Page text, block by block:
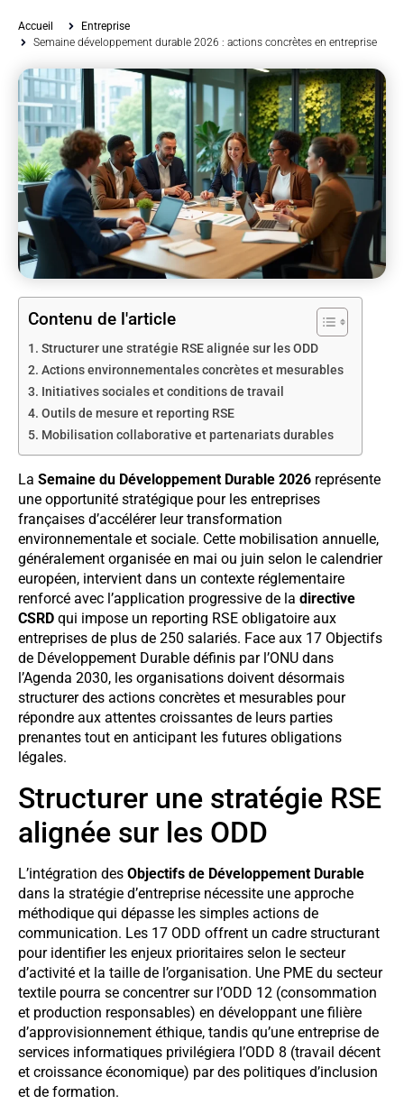
Accueil
Entreprise
Semaine développement durable 2026 : actions concrètes en entreprise
Contenu de l'article
Structurer une stratégie RSE alignée sur les ODD
Actions environnementales concrètes et mesurables
Initiatives sociales et conditions de travail
Outils de mesure et reporting RSE
Mobilisation collaborative et partenariats durables
La Semaine du Développement Durable 2026 représente
une opportunité stratégique pour les entreprises
françaises d’accélérer leur transformation
environnementale et sociale. Cette mobilisation annuelle,
généralement organisée en mai ou juin selon le calendrier
européen, intervient dans un contexte réglementaire
renforcé avec l’application progressive de la directive
CSRD qui impose un reporting RSE obligatoire aux
entreprises de plus de 250 salariés. Face aux 17 Objectifs
de Développement Durable définis par l’ONU dans
l’Agenda 2030, les organisations doivent désormais
structurer des actions concrètes et mesurables pour
répondre aux attentes croissantes de leurs parties
prenantes tout en anticipant les futures obligations
légales.
Structurer une stratégie RSE
alignée sur les ODD
L’intégration des Objectifs de Développement Durable
dans la stratégie d’entreprise nécessite une approche
méthodique qui dépasse les simples actions de
communication. Les 17 ODD offrent un cadre structurant
pour identifier les enjeux prioritaires selon le secteur
d’activité et la taille de l’organisation. Une PME du secteur
textile pourra se concentrer sur l’ODD 12 (consommation
et production responsables) en développant une filière
d’approvisionnement éthique, tandis qu’une entreprise de
services informatiques privilégiera l’ODD 8 (travail décent
et croissance économique) par des politiques d’inclusion
et de formation.